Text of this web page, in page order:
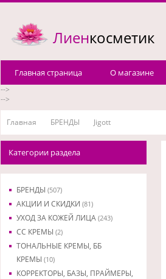
Лиенкосметик
Главная страница О магазине
-->
-->
Главная БРЕНДЫ Jigott
Категории раздела
БРЕНДЫ (507)
АКЦИИ И СКИДКИ (81)
УХОД ЗА КОЖЕЙ ЛИЦА (243)
CC КРЕМЫ (2)
ТОНАЛЬНЫЕ КРЕМЫ, ББ
КРЕМЫ (10)
КОРРЕКТОРЫ, БАЗЫ, ПРАЙМЕРЫ,